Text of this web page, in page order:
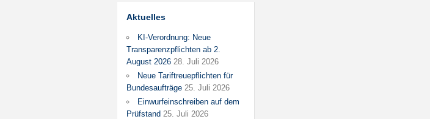
Aktuelles
KI-Verordnung: Neue
Transparenzpflichten ab 2.
August 2026 28. Juli 2026
Neue Tariftreuepflichten für
Bundesaufträge 25. Juli 2026
Einwurfeinschreiben auf dem
Prüfstand 25. Juli 2026